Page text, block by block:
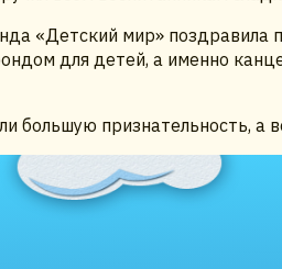
«Детский мир»
для детей, а именно
большую признательность,